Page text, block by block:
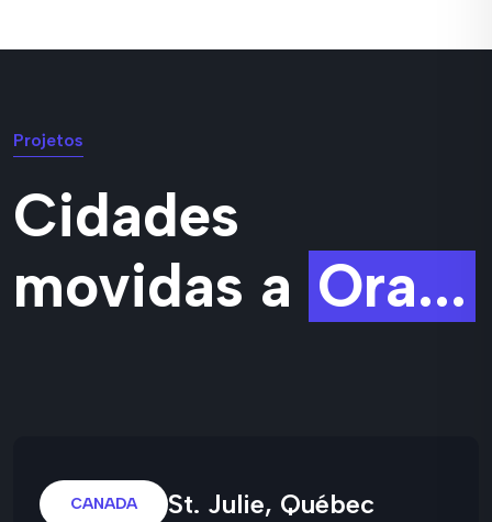
Projetos
Cidades
movidas a Ora...
CANADA St. Julie, Québec